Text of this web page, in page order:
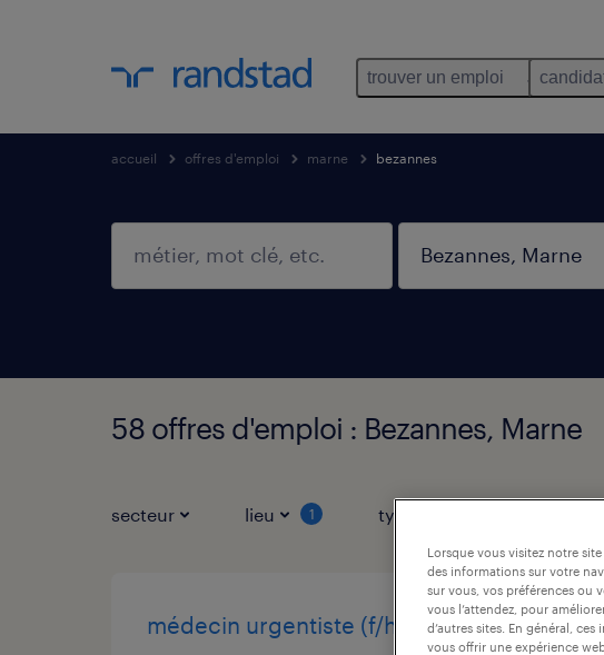
trouver un emploi
accueil offres d'emploi marne bezannes
58 offres d'emploi : Bezannes, Marne
secteur lieu 1 type de contrat
médecin urgentiste (f/h)
Lorsque vous visitez notre
des informations sur votre
sur vous, vos préférences ou
vous l’attendez, pour
d’autres sites. En général,
vous offrir une expérience